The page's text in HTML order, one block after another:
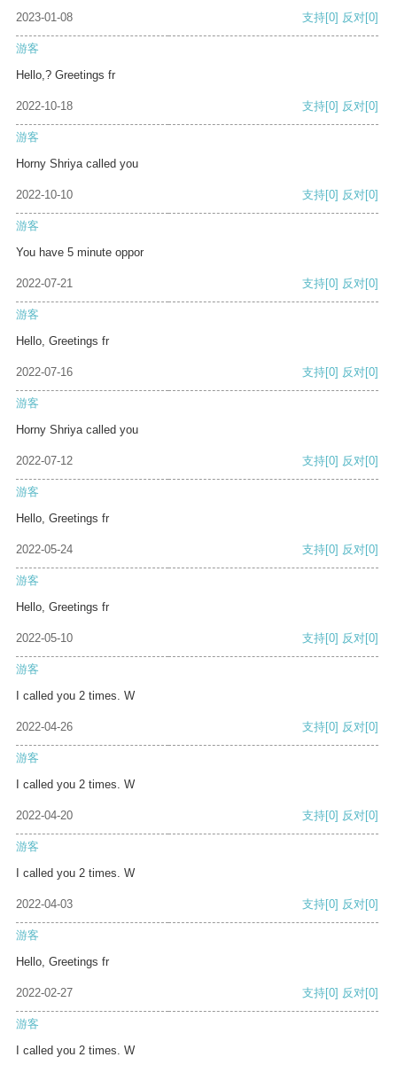
2023-01-08 支持[0] 反对[0]
游客
Hello,? Greetings fr
2022-10-18 支持[0] 反对[0]
游客
Horny Shriya called you
2022-10-10 支持[0] 反对[0]
游客
You have 5 minute oppor
2022-07-21 支持[0] 反对[0]
游客
Hello, Greetings fr
2022-07-16 支持[0] 反对[0]
游客
Horny Shriya called you
2022-07-12 支持[0] 反对[0]
游客
Hello, Greetings fr
2022-05-24 支持[0] 反对[0]
游客
Hello, Greetings fr
2022-05-10 支持[0] 反对[0]
游客
I called you 2 times. W
2022-04-26 支持[0] 反对[0]
游客
I called you 2 times. W
2022-04-20 支持[0] 反对[0]
游客
I called you 2 times. W
2022-04-03 支持[0] 反对[0]
游客
Hello, Greetings fr
2022-02-27 支持[0] 反对[0]
游客
I called you 2 times. W